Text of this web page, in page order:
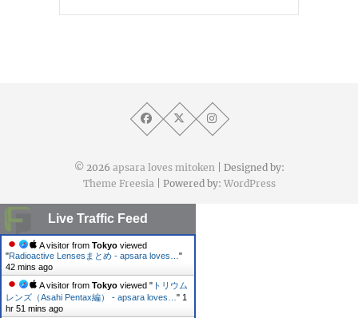
© 2026 apsara loves mitoken| Designed by:
Theme Freesia| Powered by: WordPress
Live Traffic Feed
A visitor from Tokyo viewed
"Radioactive Lensesまとめ - apsara loves… "
42 mins ago
A visitor from Tokyo viewed " トリウム
レンズ（Asahi Pentax編） - apsara loves… " 1
hr 51 mins ago